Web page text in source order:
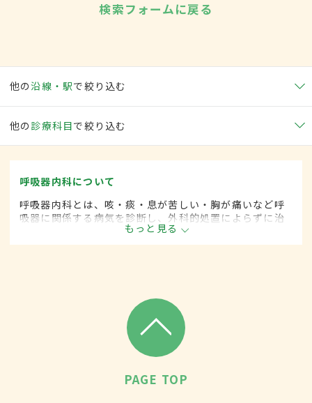
検索フォームに戻る
他の沿線・駅で絞り込む
他の 診療科目で絞り込む
呼吸器内科について
呼吸器内科とは、咳・痰・息が苦しい・胸が痛いなど呼
吸器に関係する病気を診断し、外科的処置によらずに治
療する内科の一領域です。平成20年4月の制度改正前
は、呼吸器科と呼ばれていました。
もっと見る
PAGE TOP